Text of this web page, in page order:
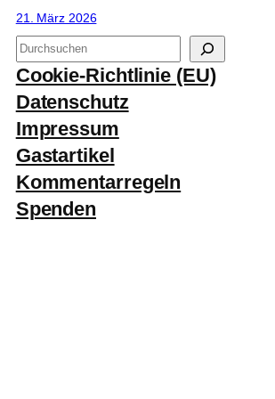
21. März 2026
S
u
c
h
e
n
Cookie-Richtlinie (EU)
Datenschutz
Impressum
Gastartikel
Kommentarregeln
Spenden